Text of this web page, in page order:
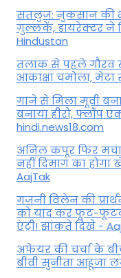
सतलुज: नुकसान की
गुल्लकें, डायरेक्टर ने
Hindustan
तलाक से पहले गौरव
आकांक्षा चमोला, मेटा
गाने से मिला मूवी
बनाया हीरो, फ्लॉप
hindi.news18.com
अनिल कपूर फिर
नहीं दिमाग का
AajTak
गजनी विलेन की
को याद कर फूट-
एंट्री! झांकते दिखे -
अफेयर की चर्चा के
बीवी सुनीता आहूजा